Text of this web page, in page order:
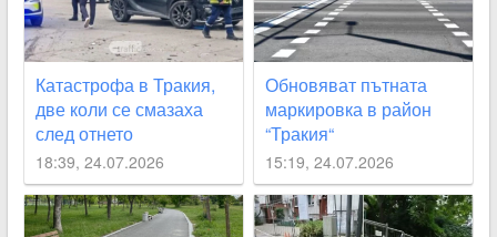
Катастрофа в Тракия,
две коли се смазаха
след отнето
предимство
18:39, 24.07.2026
Обновяват пътната
маркировка в район
“Тракия“
15:19, 24.07.2026